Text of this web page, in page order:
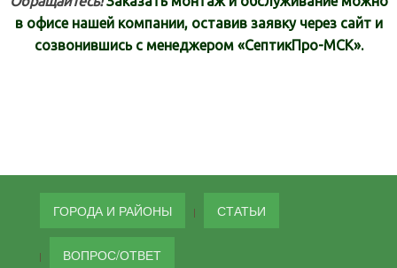
в офисе нашей компании, оставив заявку через сайт и
созвонившись с менеджером «СептикПро-МСК».
ГОРОДА И РАЙОНЫ СТАТЬИ
ВОПРОС/ОТВЕТ